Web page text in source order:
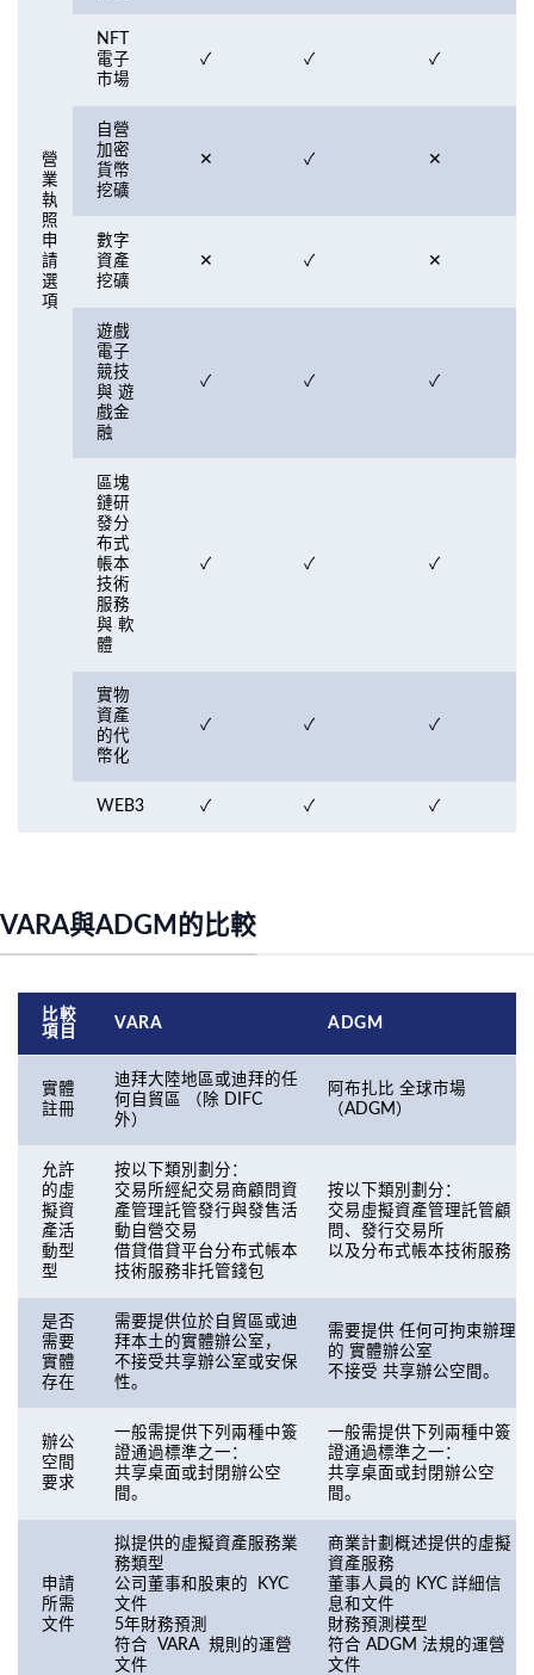
營
業
執
照
申
請
選
項
NFT
電子
市場
✓ ✓ ✓
自營
加密
貨幣
挖礦
✕ ✓ ✕
數字
資產
挖礦
✕ ✓ ✕
遊戲
電子
競技
與 遊
戲金
融
✓ ✓ ✓
區塊
鏈研
發分
布式
帳本
技術
服務
與 軟
體
✓ ✓ ✓
實物
資產
的代
幣化
✓ ✓ ✓
WEB3 ✓ ✓ ✓
VARA與ADGM的比較
比較
項目
VARA ADGM
實體
註冊
迪拜大陸地區或迪拜的任
何自貿區 （除 DIFC
外）
阿布扎比 全球市場
（ADGM）
允許
的虛
擬資
產活
動型
型
按以下類別劃分：
交易所經紀交易商顧問資
產管理託管發行與發售活
動自營交易
借貸借貸平台分布式帳本
技術服務非托管錢包
按以下類別劃分：
交易虛擬資產管理託管顧
問、發行交易所
以及分布式帳本技術服務
是否
需要
實體
存在
需要提供位於自貿區或迪
拜本土的實體辦公室，
不接受共享辦公室或安保
性。
需要提供 任何可拘束辦理
的 實體辦公室
不接受 共享辦公空間。
辦公
空間
要求
一般需提供下列兩種中簽
證通過標準之一：
共享桌面或封閉辦公空
間。
一般需提供下列兩種中簽
證通過標準之一：
共享桌面或封閉辦公空
間。
申請
所需
文件
拟提供的虛擬資產服務業
務類型
公司董事和股東的 KYC
文件
5年財務預測
符合 VARA 規則的運營
文件
商業計劃概述提供的虛擬
資產服務
董事人員的 KYC 詳細信
息和文件
財務預測模型
符合 ADGM 法規的運營
文件